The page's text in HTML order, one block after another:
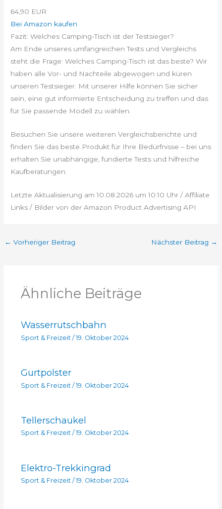
64,90 EUR
Bei Amazon kaufen
Fazit: Welches Camping-Tisch ist der Testsieger?
Am Ende unseres umfangreichen Tests und Vergleichs
steht die Frage: Welches Camping-Tisch ist das beste? Wir
haben alle Vor- und Nachteile abgewogen und küren
unseren Testsieger. Mit unserer Hilfe können Sie sicher
sein, eine gut informierte Entscheidung zu treffen und das
für Sie passende Modell zu wählen.
Besuchen Sie unsere weiteren Vergleichsberichte und
finden Sie das beste Produkt für Ihre Bedürfnisse – bei uns
erhalten Sie unabhängige, fundierte Tests und hilfreiche
Kaufberatungen.
Letzte Aktualisierung am 10.08.2026 um 10:10 Uhr / Affiliate
Links / Bilder von der Amazon Product Advertising API
← Vorheriger Beitrag Nächster Beitrag →
Ähnliche Beiträge
Wasserrutschbahn
Sport & Freizeit /19. Oktober 2024
Gurtpolster
Sport & Freizeit /19. Oktober 2024
Tellerschaukel
Sport & Freizeit/ 19. Oktober 2024
Elektro-Trekkingrad
Sport & Freizeit/ 19. Oktober 2024